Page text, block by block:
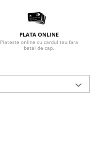
PLATA ONLINE
Plateste online cu cardul tau fara
batai de cap.